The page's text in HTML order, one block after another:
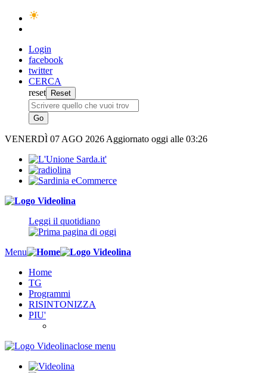
Login
facebook
twitter
CERCA
reset
VENERDÌ 07 AGO 2026 Aggiornato oggi alle 03:26
Leggi il quotidiano
Menu
Home
TG
Programmi
RISINTONIZZA
PIU'
close menu